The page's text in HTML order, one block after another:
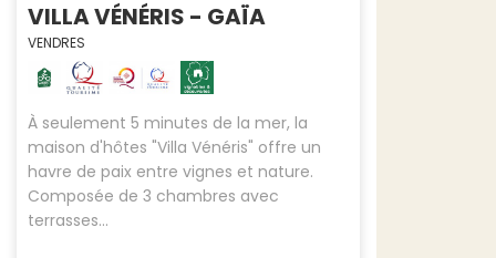
VILLA VÉNÉRIS - GAÏA
VENDRES
À seulement 5 minutes de la mer, la
maison d'hôtes "Villa Vénéris" offre un
havre de paix entre vignes et nature.
Composée de 3 chambres avec
terrasses...